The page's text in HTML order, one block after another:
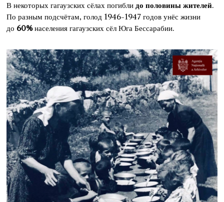
В некоторых гагаузских сёлах погиблидо половины жителей.
По разным подсчётам, голод 1946-1947 годов унёс жизни
до 60%населения гагаузских сёл Юга Бессарабии.